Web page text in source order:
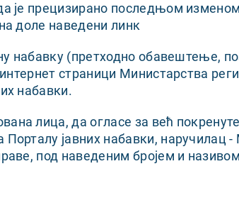
је прецизирано последњом
доле наведени линк
набавку (претходно обавештење,
страници Министарства
набавки.
лица, да огласе за већ
јавних набавки, наручилац
под наведеним бројем и